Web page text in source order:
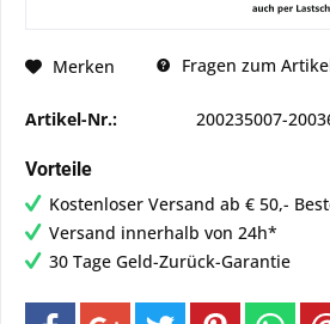
Merken Fragen zum
Artikel-Nr.: 200235007-
Vorteile
Kostenloser Versand ab € 50,-
Versand innerhalb von 24h*
30 Tage Geld-Zurück-Garantie